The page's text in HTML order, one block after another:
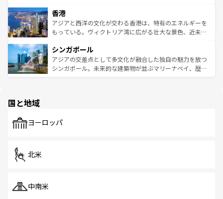
とつ。フォーやバインミー、ベトナムコーヒーなどは、ぜ
ひ現地で味わいたい。どの地域を訪れてもあたたかい人々
が旅行者を迎えてくれるので、きっと忘れられない旅にな
参照してほしい。
の活気が交差している。北部ではチェンマイなどの山岳地
帯で自然と触れ合い、南部ではプーケットやクラビの美し
いビーチでリゾート気分を楽しむことができる。タイ料理
激する。気候は一年中温暖で、どの季節にも異なる楽しみ
が待っている。親しみやすいタイの人々、仏教を中心とし
た文化、そして多様な観光資源が、訪れる旅人を魅了し続
香港
アジアと西洋の文化が交わる香港は、特有のエネルギーを
もっている。ヴィクトリア湾に広がる壮大な景色、近未来
み、どこを訪れても感動するはず。観光スポットが密集し
ており、効率よく見どころを回れるのも魅力。息をのむよ
うな絶景から文化的な体験まで、香港を存分に楽しみ尽く
シンガポール
アジアの交差点として多文化が融合した独自の魅力を放つ
シンガポール。未来的な建築物が並ぶマリーナベイ、歴史
で、ホーカーズは地元の風情を楽しめる外せないスポット
国と地域
ヨーロッパ
北米
中南米